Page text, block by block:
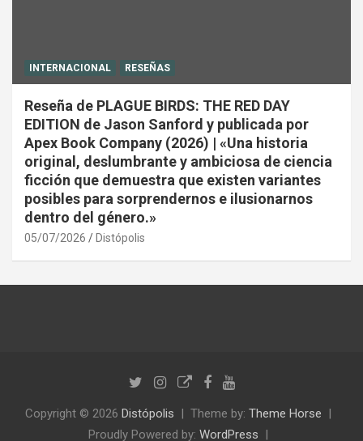
INTERNACIONAL RESEÑAS
Reseña de PLAGUE BIRDS: THE RED DAY
EDITION de Jason Sanford y publicada por
Apex Book Company (2026) | «Una historia
original, deslumbrante y ambiciosa de ciencia
ficción que demuestra que existen variantes
posibles para sorprendernos e ilusionarnos
dentro del género.»
05/07/2026 Distópolis
Copyright © 2026 Distópolis Theme by: Theme Horse
Proudly Powered by: WordPress